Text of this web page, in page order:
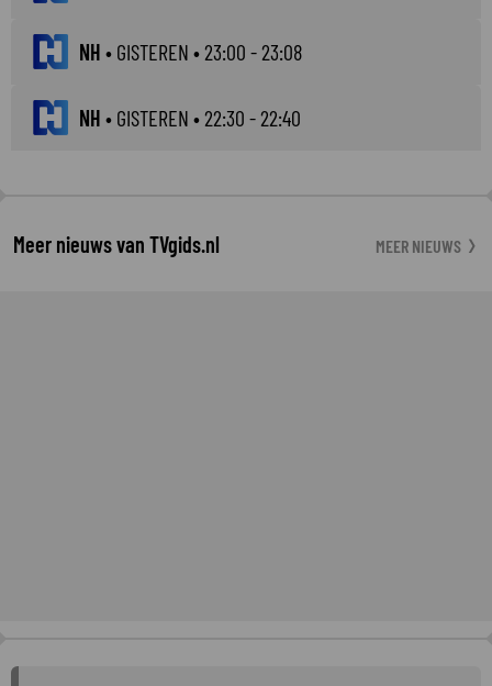
NH • GISTEREN • 23:00 - 23:08
NH • GISTEREN • 22:30 - 22:40
Meer nieuws van TVgids.nl MEER NIEUWS